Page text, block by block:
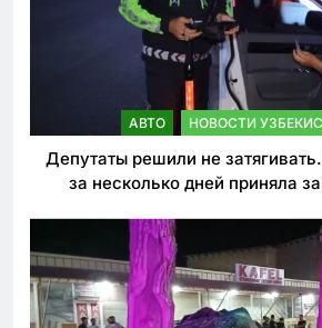
АВТО НОВОСТИ
Депутаты решили не
за несколько дней приняла